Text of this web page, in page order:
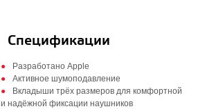
Спецификации
Разработано Apple
Активное шумоподавление
Вкладыши трёх размеров для комфортной
и надёжной фиксации наушников